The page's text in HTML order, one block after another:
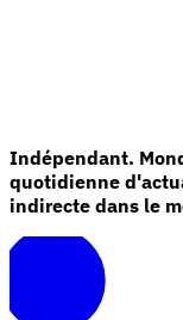
Indépendant.
quotidienne
indirecte dans le